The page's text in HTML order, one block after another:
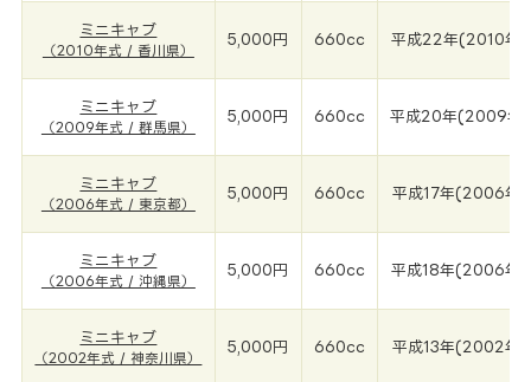
ミニキャブ
（2010年式 / 香川県）
5,000円 660cc 平成22年(2010年)
ミニキャブ
（2009年式 / 群馬県）
5,000円 660cc 平成20年(2009年)
ミニキャブ
（2006年式 / 東京都）
5,000円 660cc 平成17年(2006年)
ミニキャブ
（2006年式 / 沖縄県）
5,000円 660cc 平成18年(2006年)
ミニキャブ
（2002年式 / 神奈川県）
5,000円 660cc 平成13年(2002年)